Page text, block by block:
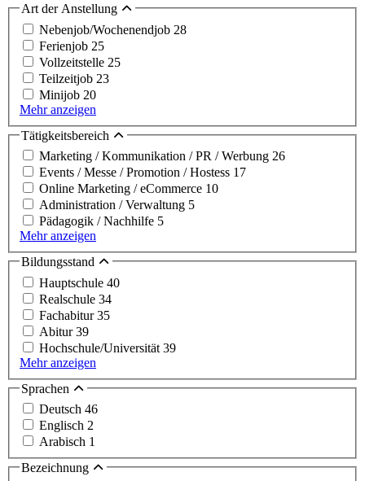
Art der Anstellung
Nebenjob/Wochenendjob 28
Ferienjob 25
Vollzeitstelle 25
Teilzeitjob 23
Minijob 20
Mehr anzeigen
Tätigkeitsbereich
Marketing / Kommunikation / PR / Werbung 26
Events / Messe / Promotion / Hostess 17
Online Marketing / eCommerce 10
Administration / Verwaltung 5
Pädagogik / Nachhilfe 5
Mehr anzeigen
Bildungsstand
Hauptschule 40
Realschule 34
Fachabitur35
Abitur39
Hochschule/Universität 39
Mehr anzeigen
Sprachen
Deutsch 46
Englisch 2
Arabisch 1
Bezeichnung